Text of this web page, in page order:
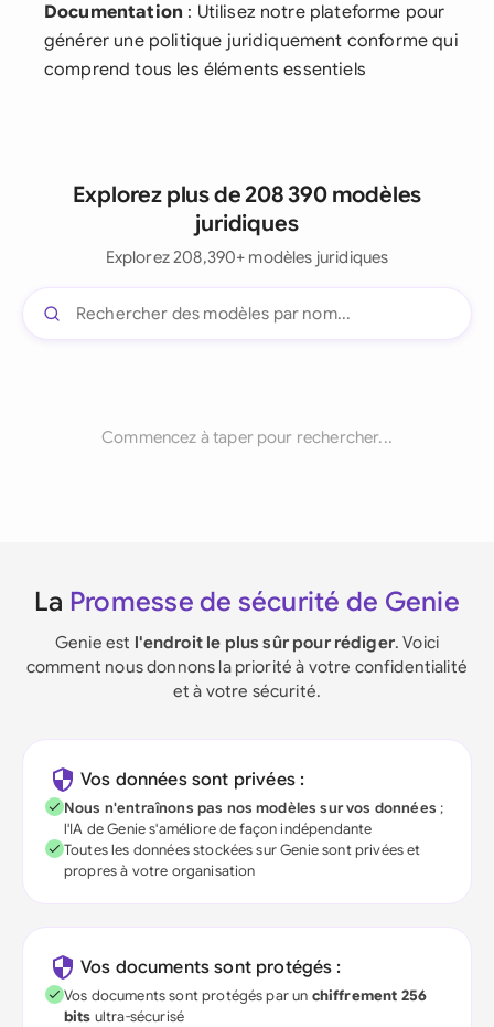
Documentation : Utilisez notre plateforme pour
générer une politique juridiquement conforme qui
comprend tous les éléments essentiels
Explorez plus de 208 390 modèles
juridiques
Explorez 208,390+ modèles juridiques
Commencez à taper pour rechercher...
La Promesse de sécurité de Genie
Genie est l'endroit le plus sûr pour rédiger. Voici
comment nous donnons la priorité à votre confidentialité
et à votre sécurité.
Vos données sont privées :
Nous n'entraînons pas nos modèles sur vos données ;
l'IA de Genie s'améliore de façon indépendante
Toutes les données stockées sur Genie sont privées et
propres à votre organisation
Vos documents sont protégés :
Vos documents sont protégés par un chiffrement 256
bits ultra-sécurisé